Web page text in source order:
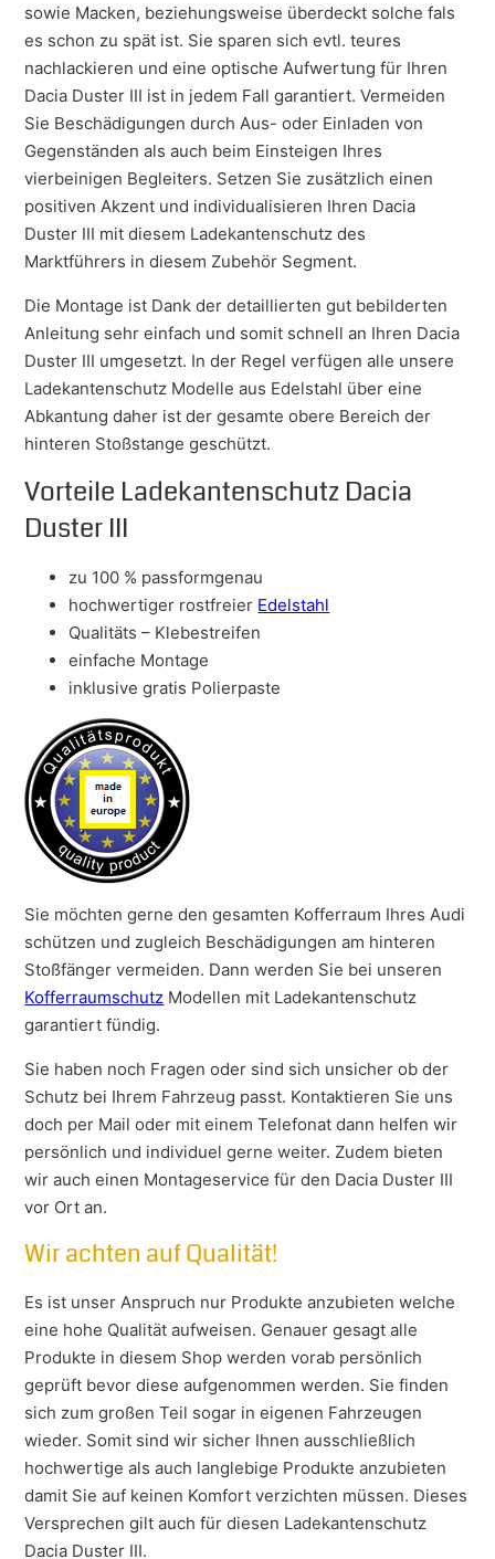
sowie Macken, beziehungsweise überdeckt solche fals
es schon zu spät ist. Sie sparen sich evtl. teures
nachlackieren und eine optische Aufwertung für Ihren
Dacia Duster III ist in jedem Fall garantiert. Vermeiden
Sie Beschädigungen durch Aus- oder Einladen von
Gegenständen als auch beim Einsteigen Ihres
vierbeinigen Begleiters. Setzen Sie zusätzlich einen
positiven Akzent und individualisieren Ihren Dacia
Duster III mit diesem Ladekantenschutz des
Marktführers in diesem Zubehör Segment.
Die Montage ist Dank der detaillierten gut bebilderten
Anleitung sehr einfach und somit schnell an Ihren Dacia
Duster III umgesetzt. In der Regel verfügen alle unsere
Ladekantenschutz Modelle aus Edelstahl über eine
Abkantung daher ist der gesamte obere Bereich der
hinteren Stoßstange geschützt.
Vorteile Ladekantenschutz Dacia
Duster III
zu 100 % passformgenau
hochwertiger rostfreier Edelstahl
Qualitäts – Klebestreifen
einfache Montage
inklusive gratis Polierpaste
Sie möchten gerne den gesamten Kofferraum Ihres Audi
schützen und zugleich Beschädigungen am hinteren
Stoßfänger vermeiden. Dann werden Sie bei unseren
Kofferraumschutz Modellen mit Ladekantenschutz
garantiert fündig.
Sie haben noch Fragen oder sind sich unsicher ob der
Schutz bei Ihrem Fahrzeug passt. Kontaktieren Sie uns
doch per Mail oder mit einem Telefonat dann helfen wir
persönlich und individuel gerne weiter. Zudem bieten
wir auch einen Montageservice für den Dacia Duster III
vor Ort an.
Wir achten auf Qualität!
Es ist unser Anspruch nur Produkte anzubieten welche
eine hohe Qualität aufweisen. Genauer gesagt alle
Produkte in diesem Shop werden vorab persönlich
geprüft bevor diese aufgenommen werden. Sie finden
sich zum großen Teil sogar in eigenen Fahrzeugen
wieder. Somit sind wir sicher Ihnen ausschließlich
hochwertige als auch langlebige Produkte anzubieten
damit Sie auf keinen Komfort verzichten müssen. Dieses
Versprechen gilt auch für diesen Ladekantenschutz
Dacia Duster III.